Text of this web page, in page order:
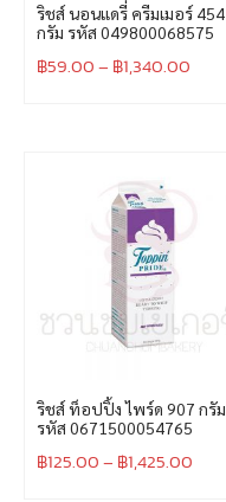
ริชส์ นอนแดรี่ ครีมเมอร์ 454
กรัม รหัส 049800068575
฿59.00– ฿1,340.00
ริชส์ ท็อปปิ้ง ไพร์ด 907 กรัม
รหัส 0671500054765
฿125.00– ฿1,425.00